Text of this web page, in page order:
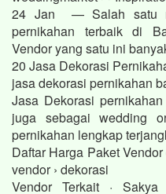
24 Jan — Salah satu
pernikahan terbaik di
Vendor yang satu ini
20 Jasa Dekorasi
jasa dekorasi pernikahan
Jasa Dekorasi
juga sebagai wedding
pernikahan lengkap
Daftar Harga Paket
vendor › dekorasi
Vendor Terkait ·